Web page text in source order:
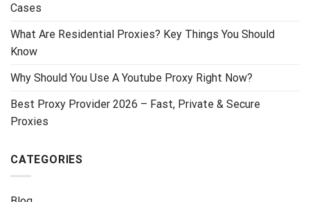
Cases
What Are Residential Proxies? Key Things You Should
Know
Why Should You Use A Youtube Proxy Right Now?
Best Proxy Provider 2026 – Fast, Private & Secure
Proxies
CATEGORIES